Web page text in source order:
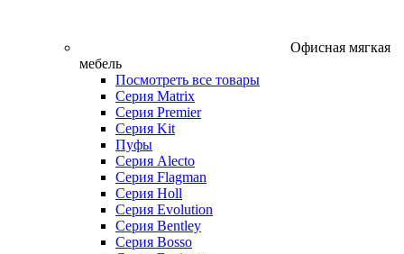
Офисная мягкая
мебель
Посмотреть все товары
Серия Matrix
Серия Premier
Серия Kit
Пуфы
Серия Alecto
Серия Flagman
Серия Holl
Серия Evolution
Серия Bentley
Серия Bosso